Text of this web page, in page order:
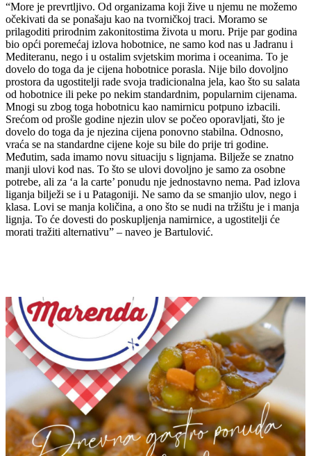
“More je prevrtljivo. Od organizama koji žive u njemu ne možemo
očekivati da se ponašaju kao na tvorničkoj traci. Moramo se
prilagoditi prirodnim zakonitostima života u moru. Prije par godina
bio opći poremećaj izlova hobotnice, ne samo kod nas u Jadranu i
Mediteranu, nego i u ostalim svjetskim morima i oceanima. To je
dovelo do toga da je cijena hobotnice porasla. Nije bilo dovoljno
prostora da ugostitelji rade svoja tradicionalna jela, kao što su salata
od hobotnice ili peke po nekim standardnim, popularnim cijenama.
Mnogi su zbog toga hobotnicu kao namirnicu potpuno izbacili.
Srećom od prošle godine njezin ulov se počeo oporavljati, što je
dovelo do toga da je njezina cijena ponovno stabilna. Odnosno,
vraća se na standardne cijene koje su bile do prije tri godine.
Međutim, sada imamo novu situaciju s lignjama. Bilježe se znatno
manji ulovi kod nas. To što se ulovi dovoljno je samo za osobne
potrebe, ali za ‘a la carte’ ponudu nje jednostavno nema. Pad izlova
liganja bilježi se i u Patagoniji. Ne samo da se smanjio ulov, nego i
klasa. Lovi se manja količina, a ono što se nudi na tržištu je i manja
lignja. To će dovesti do poskupljenja namirnice, a ugostitelji će
morati tražiti alternativu” – naveo je Bartulović.